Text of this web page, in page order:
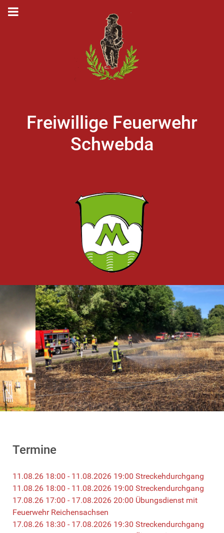
Freiwillige Feuerwehr
Schwebda
Termine
11.08.26 18:00 - 11.08.2026 19:00 Streckehdurchgang
11.08.26 18:00 - 11.08.2026 19:00 Streckendurchgang
17.08.26 17:00 - 17.08.2026 20:00 Übungsdienst mit
Feuerwehr Reichensachsen
17.08.26 18:30 - 17.08.2026 19:30 Streckendurchgang